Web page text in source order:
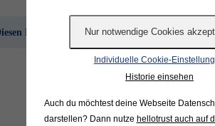
Findling anfragen Diesen
Individuelle Cookie-
Historie einsehen
Auch du möchtest deine Webseite
darstellen? Dann nutze hellotrust auch auf